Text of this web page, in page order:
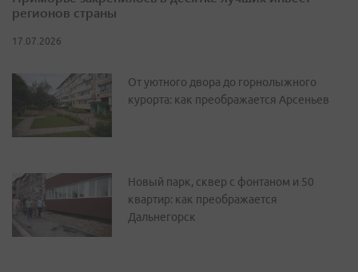
регионов страны
17.07.2026
От уютного двора до горнолыжного
курорта: как преображается Арсеньев
Новый парк, сквер с фонтаном и 50
квартир: как преображается
Дальнегорск